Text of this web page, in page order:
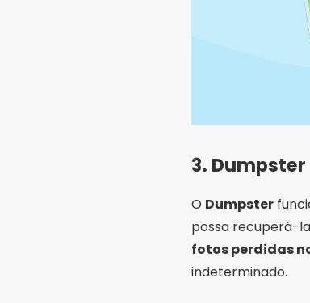
3. Dumpster
O Dumpster
possa recuperá-
fotos perdidas
indeterminado.